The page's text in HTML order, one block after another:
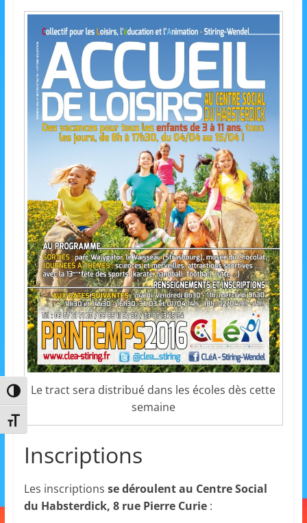
Passer en contraste élevé
Changer la taille de la police
i
o
e
t
A
n
m
a
t
i
o
n
à
p
a
r
t
n
s
Le tract sera distribué dans les écoles dès cette
semaine
Inscriptions
Les inscriptions se déroulent au Centre Social
du Habsterdick, 8 rue Pierre Curie: